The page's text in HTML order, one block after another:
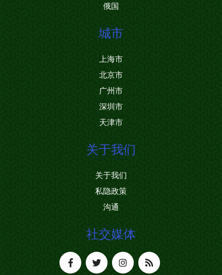
俄国
城市
上海市
北京市
广州市
深圳市
天津市
关于我们
关于我们
私隐政策
沟通
社交媒体